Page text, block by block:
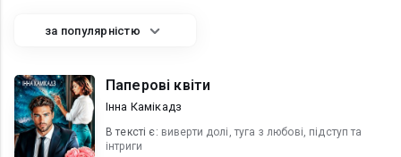
за популярністю
Паперові квіти
Інна Камікадз
В текcті є: виверти долі, туга з любові, підступ та
інтриги